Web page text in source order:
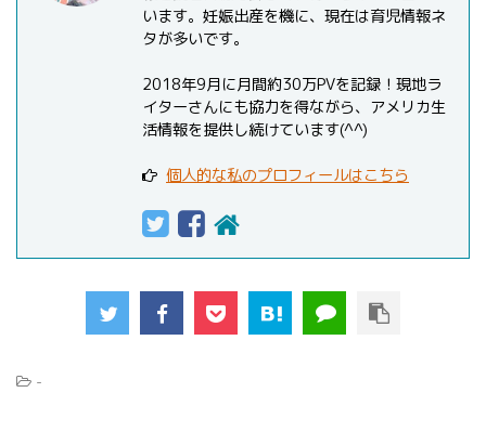
います。妊娠出産を機に、現在は育児情報ネ
タが多いです。
2018年9月に月間約30万PVを記録！現地ラ
イターさんにも協力を得ながら、アメリカ生
活情報を提供し続けています(^^)
個人的な私のプロフィールはこちら
-